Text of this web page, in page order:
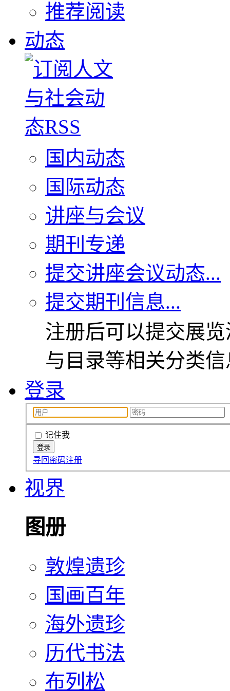
推荐阅读
动态
国内动态
国际动态
讲座与会议
期刊专递
提交讲座会议动态...
提交期刊信息...
注册后可以提交展
与目录等相关分类
登录
记住我
寻回密码注册
视界
图册
敦煌遗珍
国画百年
海外遗珍
历代书法
布列松